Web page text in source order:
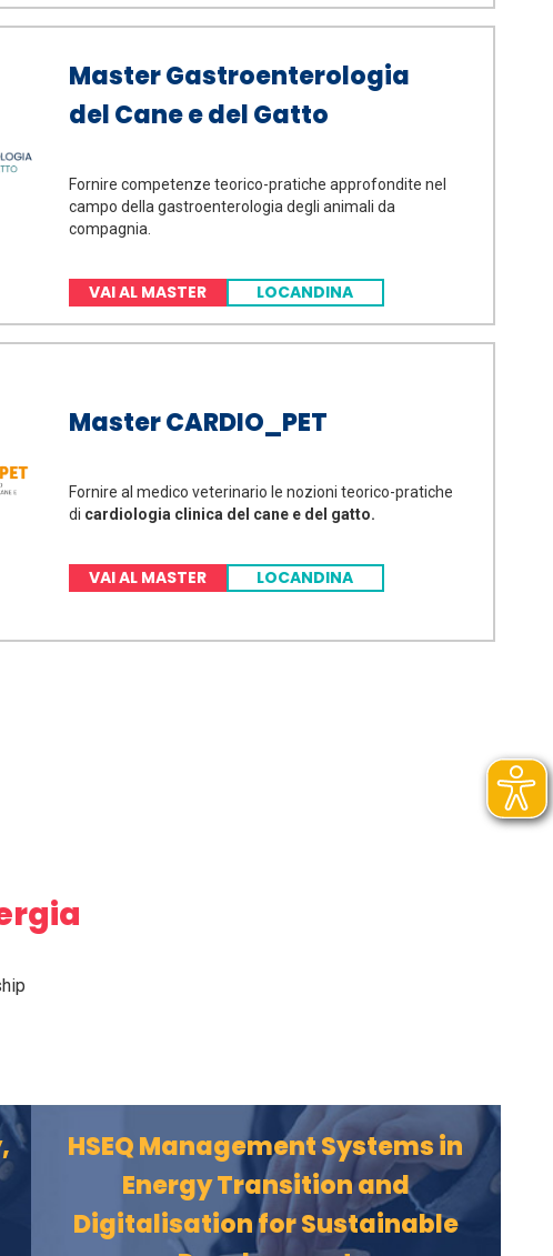
Master Gastroenterologia
del Cane e del Gatto
Fornire competenze teorico-pratiche approfondite nel
campo della gastroenterologia degli animali da
compagnia.
VAI AL MASTER LOCANDINA
Master CARDIO_PET
Fornire al medico veterinario le nozioni teorico-pratiche
di cardiologia clinica del cane e del gatto.
VAI AL MASTER LOCANDINA
HSEQ Management Systems in
Energy Transition and
Digitalisation for Sustainable